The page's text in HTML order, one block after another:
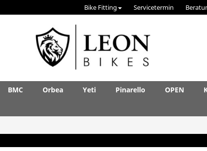
Bike Fitting Servicetermin
BMC Orbea Yeti Pinarello OPEN